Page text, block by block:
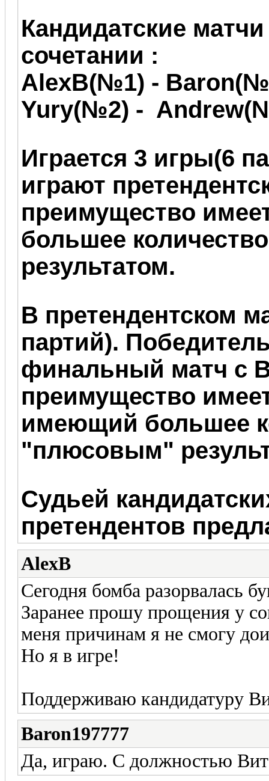
Кандидатские
сочетании :
AlexB(№1) -
Yury(№2) -
Играется 3 игры(6
играют
преимущество
большее
результатом.
В претендентском
партий).
финальный матч с
преимущество
имеющий большее
"плюсовым"
Судьей
претендентов
AlexB
Сегодня бомба разорвалась
Заранее прошу прощения у
меня причинам я не смогу
Но я в игре!
Поддерживаю кандидатуру
Baron197777
Да, играю. С должностью